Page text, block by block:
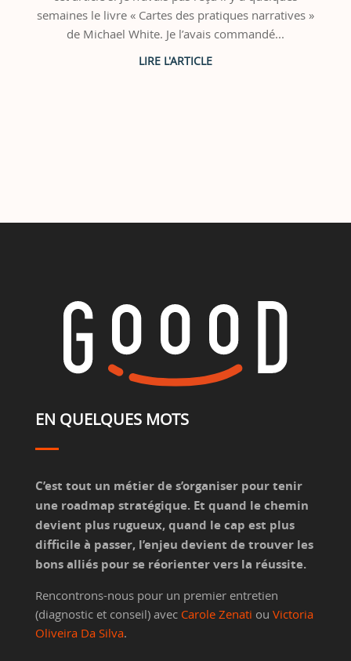
semaines le livre « Cartes des pratiques narratives »
de Michael White. Je l’avais commandé...
EN QUELQUES MOTS
C’est tout un métier de s’organiser pour tenir
une roadmap stratégique. Et quand le chemin
devient plus rugueux, quand le cap est plus
difficile à passer, l’enjeu devient de trouver les
bons alliés pour se réorienter vers la réussite.
Rencontrons-nous pour un premier entretien
(diagnostic et conseil) avec Carole Zenati ou Victoria
Oliveira Da Silva.